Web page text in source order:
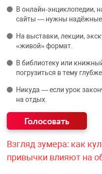
В онлайн‑энциклопедии,
сайты — нужны надёжные
На выставки, лекции,
«живой» формат.
В библиотеку или
погрузиться в тему глубже.
Никуда — если урок
на отдых.
Взгляд зумера: как
привычки влияют на